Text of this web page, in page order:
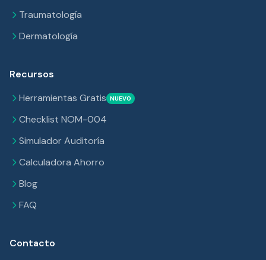
Traumatología
Dermatología
Recursos
Herramientas Gratis NUEVO
Checklist NOM-004
Simulador Auditoría
Calculadora Ahorro
Blog
FAQ
Contacto